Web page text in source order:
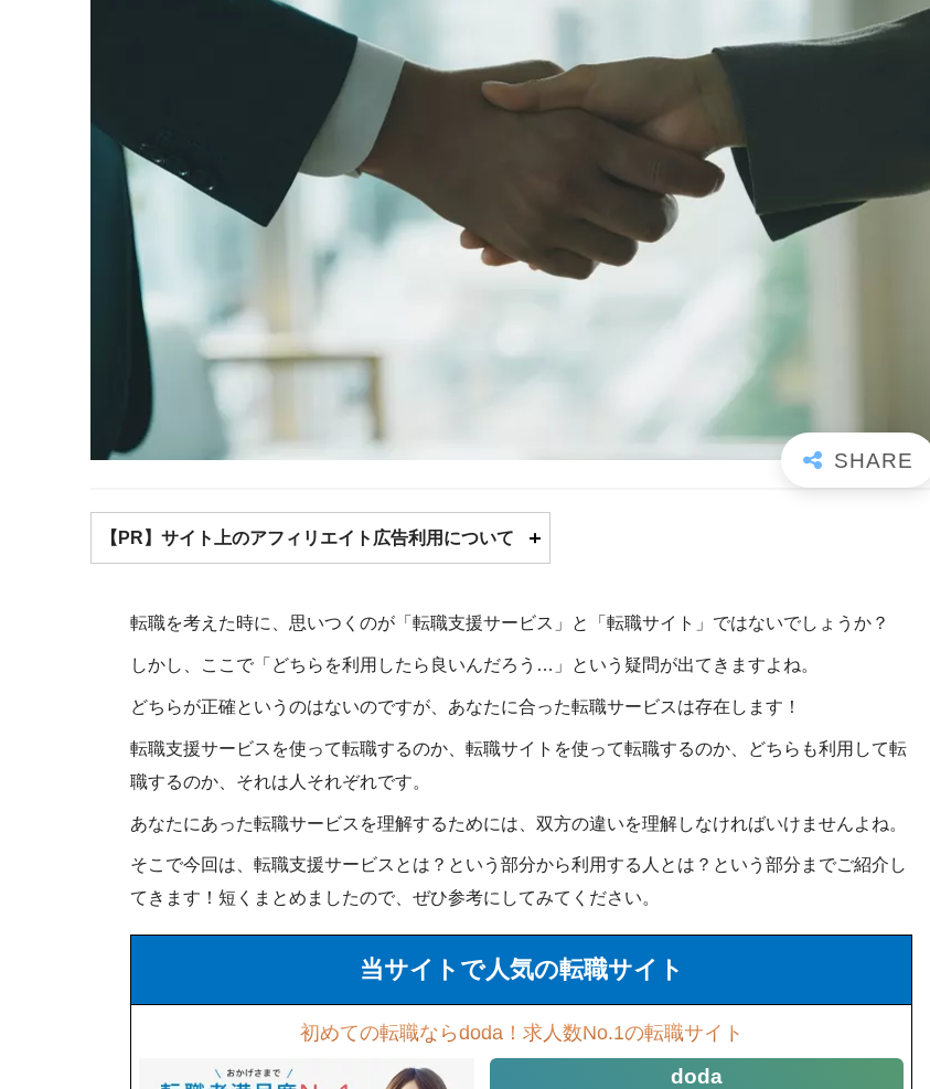
【PR】サイト上のアフィリエイト広告利用について
転職を考えた時に、思いつくのが「転職支援サービス」と「転職サイト」ではないでしょうか？
しかし、ここで「どちらを利用したら良いんだろう…」という疑問が出てきますよね。
どちらが正確というのはないのですが、あなたに合った転職サービスは存在します！
転職支援サービスを使って転職するのか、転職サイトを使って転職するのか、どちらも利用して転
職するのか、それは人それぞれです。
あなたにあった転職サービスを理解するためには、双方の違いを理解しなければいけませんよね。
そこで今回は、転職支援サービスとは？という部分から利用する人とは？という部分までご紹介し
てきます！短くまとめましたので、ぜひ参考にしてみてください。
当サイトで人気の転職サイト
初めての転職ならdoda！求人数No.1の転職サイト
doda